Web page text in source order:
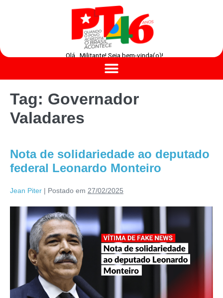
Olá , Militante! Seja bem-vinda(o)!
Tag: Governador
Valadares
Nota de solidariedade ao deputado
federal Leonardo Monteiro
Jean Piter | Postado em 27/02/2025